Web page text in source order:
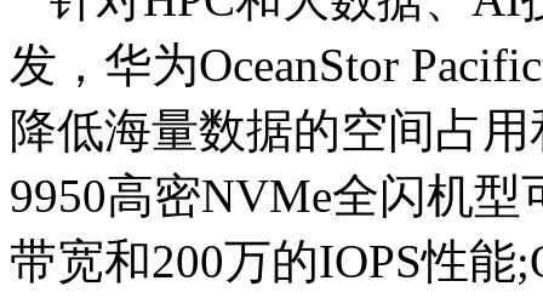
发，华为OceanStor
降低海量数据的空间占用
9950高密NVMe全闪机型
带宽和200万的IOPS性能